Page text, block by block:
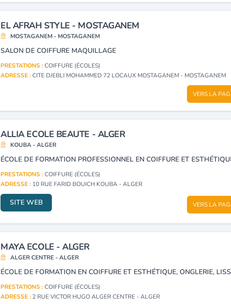
EL AFRAH STYLE - MOSTAGANEM
MOSTAGANEM - MOSTAGANEM
SALON DE COIFFURE MAQUILLAGE
PRESTATIONS :COIFFURE (ÉCOLES)
ADRESSE :CITE DJEBLI MOHAMMED 72 LOCAUX MOSTAGANEM - MOSTAGANEM
VERS LA
ALLIA ECOLE BEAUTE - ALGER
KOUBA - ALGER
PRESTATIONS :COIFFURE (ÉCOLES)
ADRESSE : 10 RUE FARID BOUICH KOUBA - ALGER
SITE WEB VERS LA
MAYA ECOLE - ALGER
ALGER CENTRE - ALGER
PRESTATIONS :COIFFURE (ÉCOLES)
ADRESSE : 2 RUE VICTOR HUGO ALGER CENTRE - ALGER